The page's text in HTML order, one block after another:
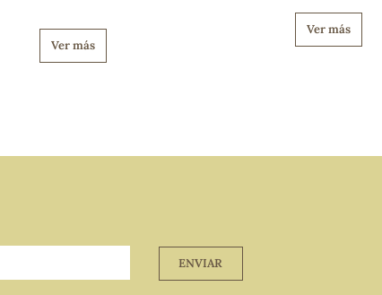
Ver más
Ver más
ENVIAR